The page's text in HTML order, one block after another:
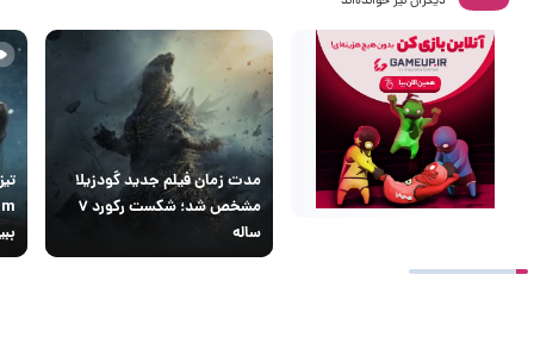
مدت زمان فیلم جدید گودزیلا
مشخص شد؛ شکست رکورد ۷
ساله